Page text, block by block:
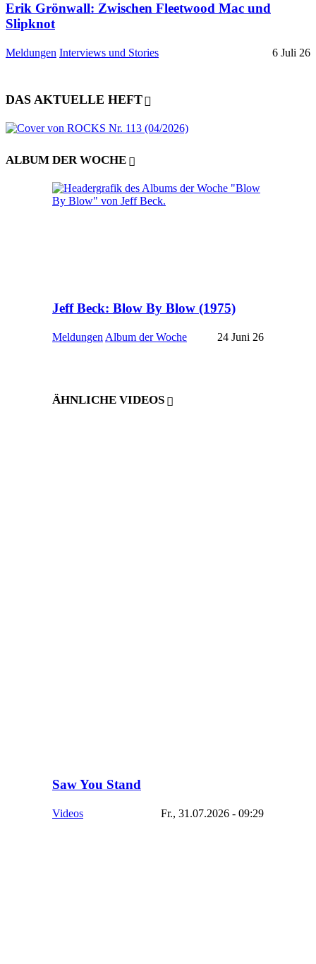
Erik Grönwall: Zwischen Fleetwood Mac und
Slipknot
Meldungen Interviews und Stories 6 Juli 26
DAS AKTUELLE HEFT
ALBUM DER WOCHE
Jeff Beck: Blow By Blow (1975)
Meldungen Album der Woche 24 Juni 26
ÄHNLICHE VIDEOS
Saw You Stand
Videos Fr., 31.07.2026 - 09:29